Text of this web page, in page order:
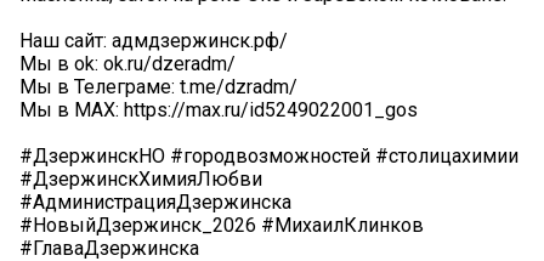
Наш сайт: адмдзержинск.рф/
Мы в ok: ok.ru/dzeradm/
Мы в Телеграме: t.me/dzradm/
Мы в MAX: https://max.ru/id5249022001_gos
#ДзержинскНО #городвозможностей #столицахимии
#ДзержинскХимияЛюбви
#АдминистрацияДзержинска
#НовыйДзержинск_2026 #МихаилКлинков
#ГлаваДзержинска